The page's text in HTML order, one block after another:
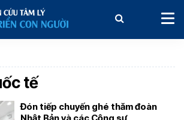
tế
Đón tiếp chuyến ghé thăm đoàn